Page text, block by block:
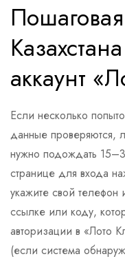
аккаунт
Если несколько
данные проверяются,
нужно подождать
странице для входа
укажите свой
ссылке или коду,
авторизации в «Лото
(если система